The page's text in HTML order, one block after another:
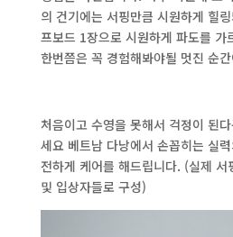
의 건기에는 서핑만큼 시원하게 힐
프보드 1장으로 시원하게 파도를 가
한번쯤은 꼭 경험해봐야될 멋진 순
처음이고 수영을 못해서 걱정이 된
세요 베트남 다낭에서 손꼽히는 실
전하게 케어를 해드립니다. (실제
및 입상자들로 구성)